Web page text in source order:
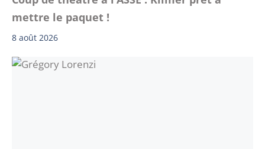
mettre le paquet !
8 août 2026